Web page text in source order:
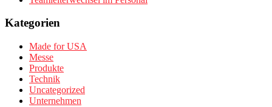
Kategorien
Made for USA
Messe
Produkte
Technik
Uncategorized
Unternehmen